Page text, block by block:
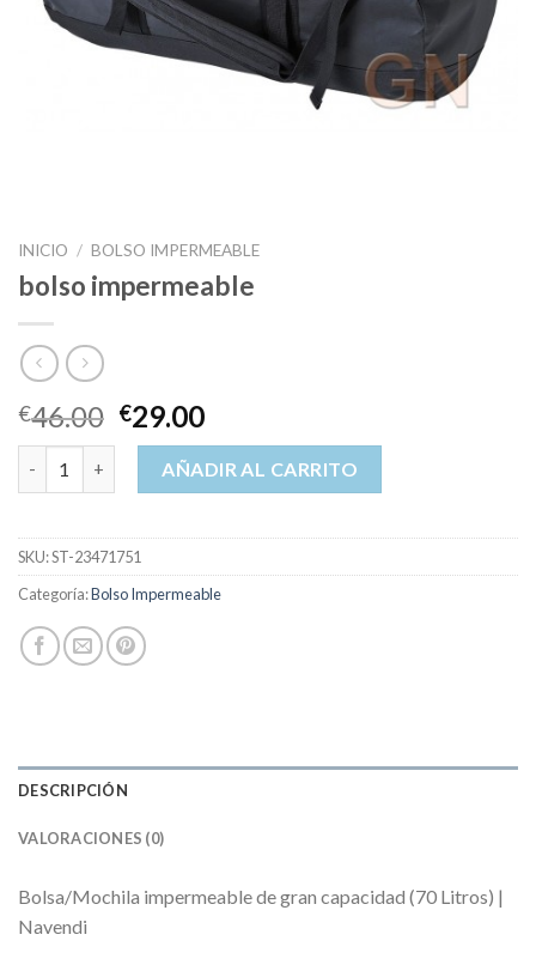
INICIO / BOLSO IMPERMEABLE
bolso impermeable
€46.00 €29.00
bolso impermeable cantidadAÑADIR AL CARRITO
SKU:ST-23471751
Categoría:Bolso Impermeable
DESCRIPCIÓN
VALORACIONES (0)
Bolsa/Mochila impermeable de gran capacidad (70 Litros) |
Navendi